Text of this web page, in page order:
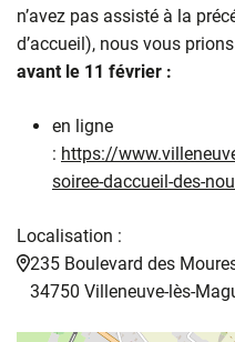
n’avez pas assisté à la
d’accueil), nous vous
avant le 11 février :
en ligne
: https://
soiree-daccueil-des-
Localisation :
235 Boulevard des
34750 Villeneuve-lès-